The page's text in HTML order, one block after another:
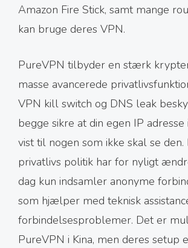
Amazon Fire Stick, samt mange
kan bruge deres VPN.
PureVPN tilbyder en stærk
masse avancerede
VPN kill switch og DNS leak
begge sikre at din egen IP
vist til nogen som ikke skal se den.
privatlivs politik har for nyligt
dag kun indsamler anonyme
som hjælper med teknisk
forbindelsesproblemer. Det er
PureVPN i Kina, men deres setup